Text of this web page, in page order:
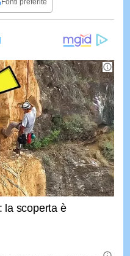
Fonti preferite